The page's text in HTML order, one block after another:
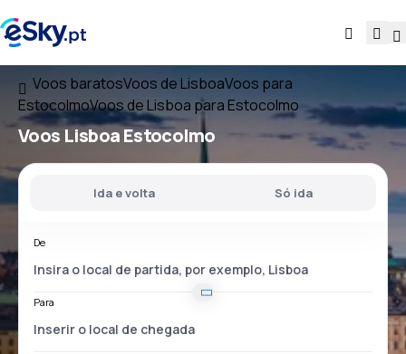
Voos baratosVoos de LisboaVoos para
EstocolmoVoos de Lisboa para Estocolmo
Voos Lisboa Estocolmo
Ida e volta Só ida
De
Para